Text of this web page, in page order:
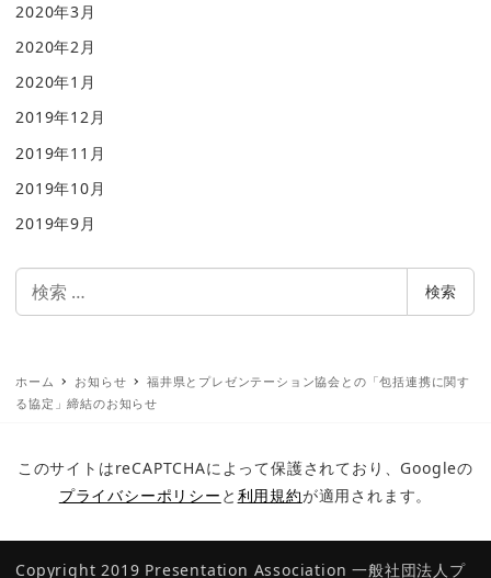
2020年3月
2020年2月
2020年1月
2019年12月
2019年11月
2019年10月
2019年9月
索
検索
ホーム お知らせ
福井県とプレゼンテーション協会との「包括連携に関す
る協定」締結のお知らせ
このサイトはreCAPTCHAによって保護されており、Googleの
プライバシーポリシー と 利用規約が適用されます。
Copyright 2019 Presentation Association一般社団法人プ